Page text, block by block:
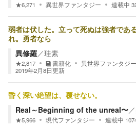
★6,271 異世界ファンタジー 連載中
弱者は伏した。立って死ぬは強者であ
れ。勇者なら
異修羅／珪素
★2,817 書籍化 異世界ファンタジー
2019年2月8日更新
昏く深い絶望は、覆せない。
Real～Beginning of the unreal〜／
★5,966 現代ファンタジー 連載中